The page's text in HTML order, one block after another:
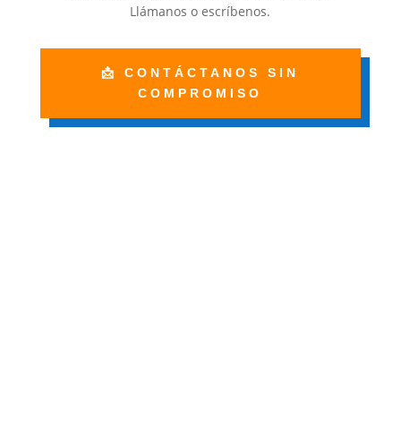
Llámanos o escríbenos.
📩 CONTÁCTANOS SIN
COMPROMISO